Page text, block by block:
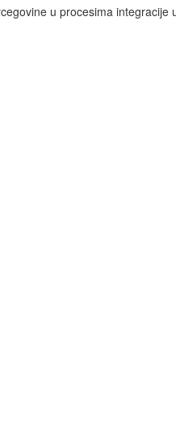
u procesima integracije